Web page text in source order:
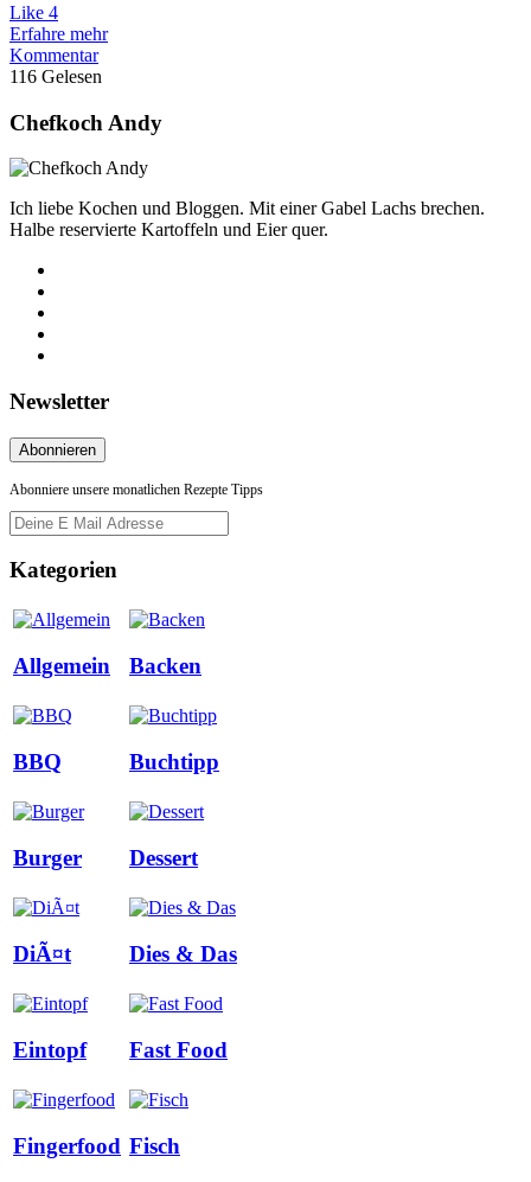
Like 4
Erfahre mehr
Kommentar
116 Gelesen
Chefkoch Andy
Ich liebe Kochen und Bloggen. Mit einer Gabel Lachs brechen.
Halbe reservierte Kartoffeln und Eier quer.
Newsletter
Abonniere unsere monatlichen Rezepte Tipps
Kategorien
Allgemein Backen
BBQ Buchtipp
Burger Dessert
DiÃ¤t Dies & Das
Eintopf Fast Food
Fingerfood Fisch